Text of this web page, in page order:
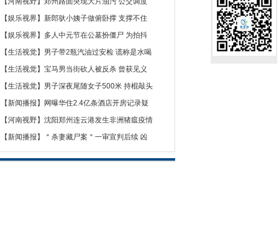
【娱乐视界】 新郎驮小姨子做俯卧撑 支撑不住
【娱乐视界】 多人中元节在公墓扮僵尸 为拍抖
【生活视觉】 男子带2瓶汽油过安检 谎称是水喝
【生活视觉】 宝马男当街砍人被反杀 曾获见义
【生活视觉】 男子深夜尾随女子500米 持棍敲头
【新闻播报 】
网曝华住2.4亿条酒店开房记录疑
【河南视野】 沈阳郑州连云港发生非洲猪瘟疫情
【新闻播报 】 ＂杀妻藏尸案＂一审宣判后续 凶